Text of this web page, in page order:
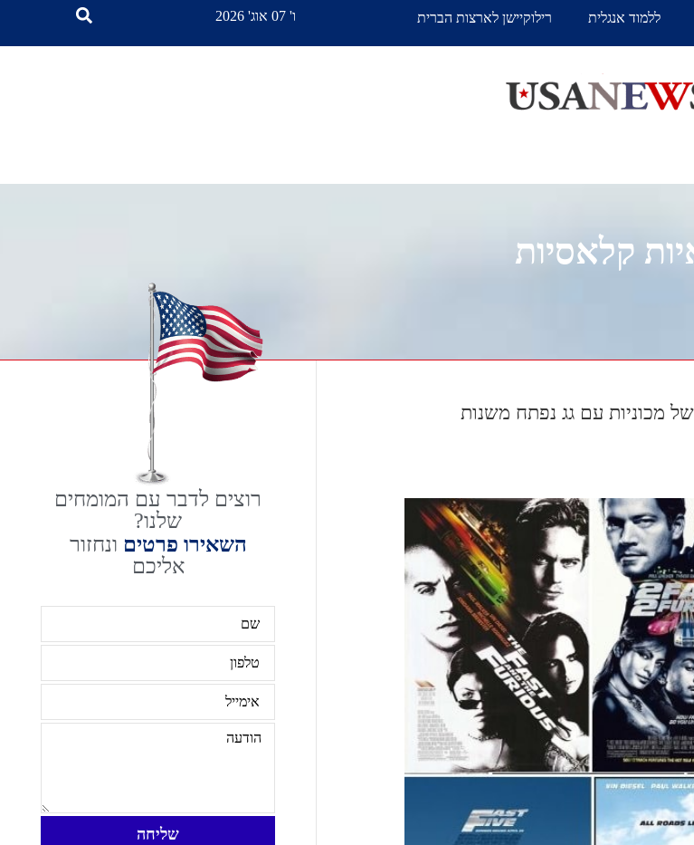
ללמוד אנגלית רילוקיישן לארצות הברית ו' 07 אוג' 2026
מכוניות עם גג נפתח משנות
רוצים לדבר עם המומחים
שלנו?
השאירו פרטים ונחזור
אליכם
שליחה